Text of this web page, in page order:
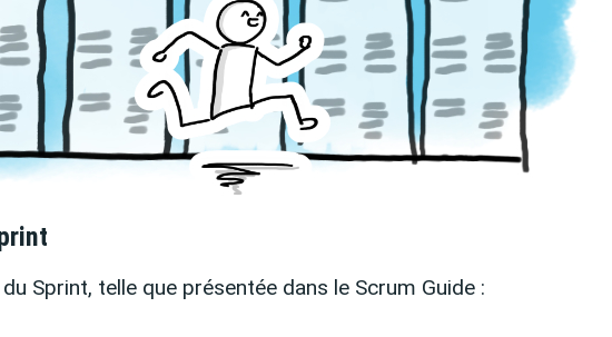
Sprint, telle que présentée dans le Scrum Guide :